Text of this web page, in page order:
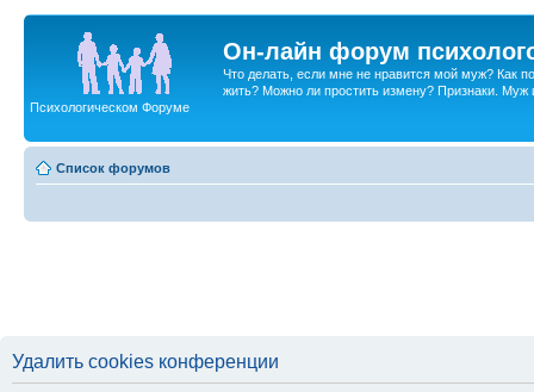
Он-лайн форум
Что делать, если мне не нравится мой муж? Как
жить? Можно ли простить измену? Признаки. Муж
Психологическом Форуме
Список форумов
Удалить cookies конференции